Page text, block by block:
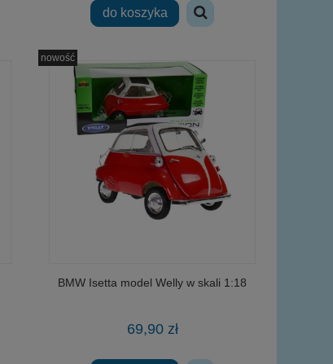
do koszyka
BMW Isetta model Welly w skali 1:18
69,90 zł
nowość